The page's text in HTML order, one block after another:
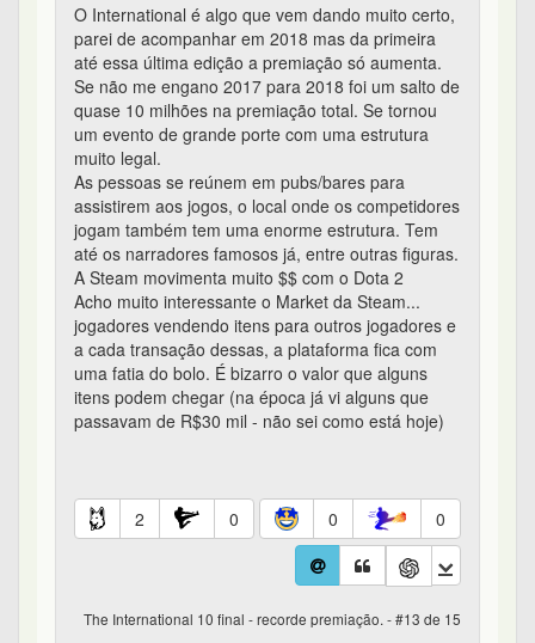
O International é algo que vem dando muito certo,
parei de acompanhar em 2018 mas da primeira
até essa última edição a premiação só aumenta.
Se não me engano 2017 para 2018 foi um salto de
quase 10 milhões na premiação total. Se tornou
um evento de grande porte com uma estrutura
muito legal.
As pessoas se reúnem em pubs/bares para
assistirem aos jogos, o local onde os competidores
jogam também tem uma enorme estrutura. Tem
até os narradores famosos já, entre outras figuras.
A Steam movimenta muito $$ com o Dota 2
Acho muito interessante o Market da Steam...
jogadores vendendo itens para outros jogadores e
a cada transação dessas, a plataforma fica com
uma fatia do bolo. É bizarro o valor que alguns
itens podem chegar (na época já vi alguns que
passavam de R$30 mil - não sei como está hoje)
2 0 0 0
The International 10 final - recorde premiação. - #13 de 15